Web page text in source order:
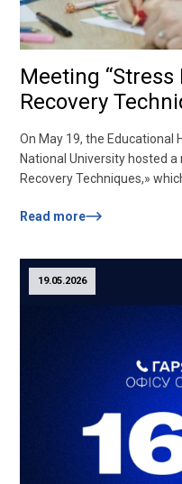
Meeting “Stress
Recovery
Psychological
Zaporizhia
University!
On May 19, the
National University hosted
Recovery Techniques,»
technologies, offline
understanding, and the
Read more
19.05.2026